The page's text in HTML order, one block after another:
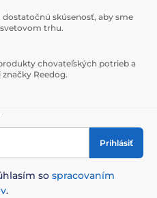
skúsenosť, aby sme
trhu.
chovateľských potrieb a
Reedog.
Prihlásiť
so spracovaním
.